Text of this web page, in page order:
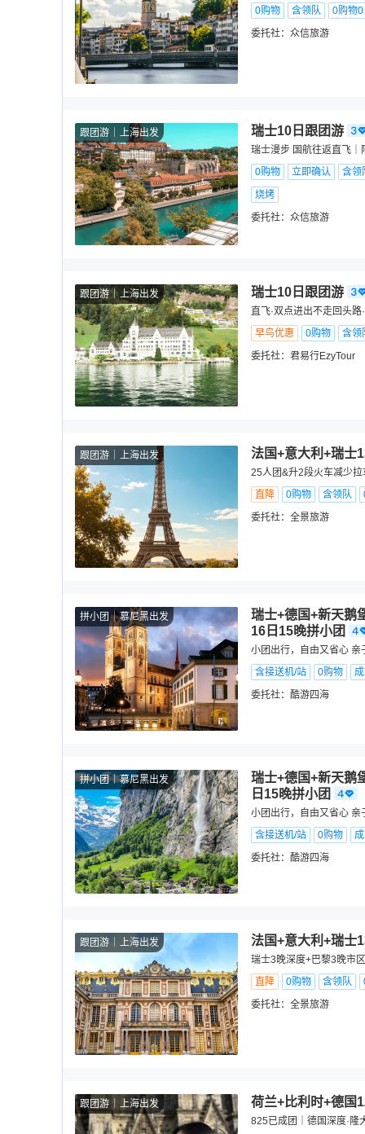
0购物 含领队
0购物
委托社： 众信旅游
跟团游 上海出发 瑞士10日跟团游
瑞士漫步 国航往返直飞｜
0购物
立即确认
含领
烧烤
委托社： 众信旅游
跟团游 上海出发 瑞士10日跟团游
直飞·双点进出不走回头
早鸟优惠
0购物
含领
委托社： 君易行EzyTour
跟团游 上海出发 法国+意大利+瑞士
25人团&升2段火车减少
直降
0购物 含领队
委托社： 全景旅游
拼小团 慕尼黑出发
瑞士+德国+新天鹅
16日15晚拼小团
小团出行，自由又省心
含接送机/站
0购物
委托社： 酷游四海
拼小团 慕尼黑出发
瑞士+德国+新天鹅
日15晚拼小团
小团出行，自由又省心
含接送机/站
0购物
委托社： 酷游四海
跟团游 上海出发 法国+意大利+瑞士
瑞士3晚深度+巴黎3晚市
直降
0购物 含领队
委托社： 全景旅游
跟团游 上海出发 荷兰+比利时+德国
825已成团｜德国深度·隆